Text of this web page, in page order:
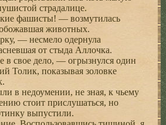
страдалице.
фашисты! — возмутилась
животных.
— несмело одернула
от стыда Аллочка.
свое дело, — огрызнулся один
Толик, показывая золовке
в недоумении, не зная, к чьему
стоит прислушаться, но
выпустили.